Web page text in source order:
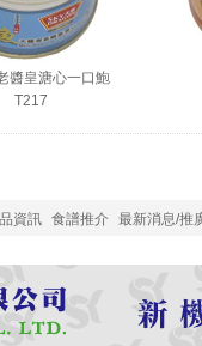
醬皇溏心一口鮑
T217
資訊 食譜推介 最新消息/推